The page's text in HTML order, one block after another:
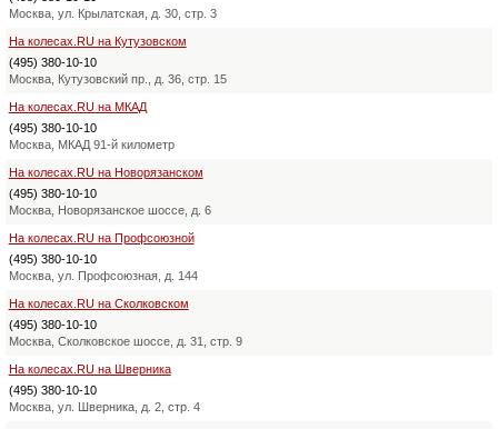
Москва, ул. Крылатская, д. 30, стр. 3
На колесах.RU на Кутузовском
(495) 380-10-10
Москва, Кутузовский пр., д. 36, стр. 15
На колесах.RU на МКАД
(495) 380-10-10
Москва, МКАД 91-й километр
На колесах.RU на Новорязанском
(495) 380-10-10
Москва, Новорязанское шоссе, д. 6
На колесах.RU на Профсоюзной
(495) 380-10-10
Москва, ул. Профсоюзная, д. 144
На колесах.RU на Сколковском
(495) 380-10-10
Москва, Сколковское шоссе, д. 31, стр. 9
На колесах.RU на Шверника
(495) 380-10-10
Москва, ул. Шверника, д. 2, стр. 4